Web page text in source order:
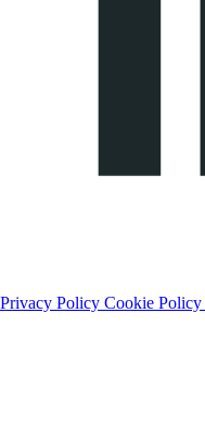
Privacy Policy Cookie Policy